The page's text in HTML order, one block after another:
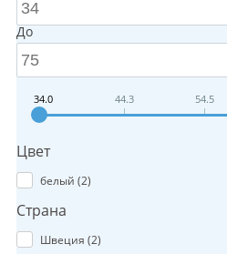
До
34.0 44.3 54.5
Цвет
белый (2)
Страна
Швеция (2)